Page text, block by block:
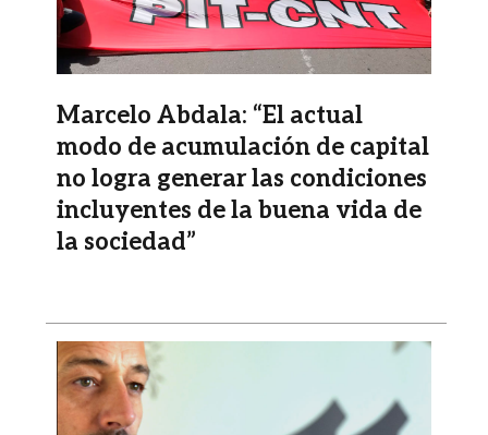
Marcelo Abdala: “El actual
modo de acumulación de capital
no logra generar las condiciones
incluyentes de la buena vida de
la sociedad”
Imagen